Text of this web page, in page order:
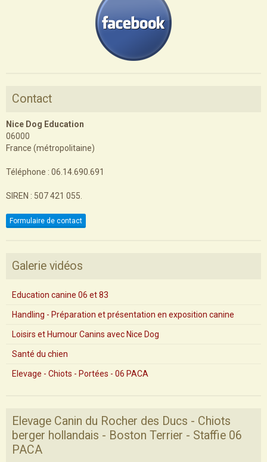
Contact
Nice Dog Education
06000
France (métropolitaine)
Téléphone : 06.14.690.691
SIREN : 507 421 055.
Formulaire de contact
Galerie vidéos
Education canine 06 et 83
Handling - Préparation et présentation en exposition canine
Loisirs et Humour Canins avec Nice Dog
Santé du chien
Elevage - Chiots - Portées - 06 PACA
Elevage Canin du Rocher des Ducs - Chiots
berger hollandais - Boston Terrier - Staffie 06
PACA